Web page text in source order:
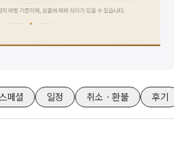
스페셜 일정 취소・환불 후기